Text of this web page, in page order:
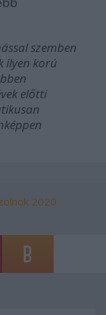
szemben
ilyen korú
előtti
2020